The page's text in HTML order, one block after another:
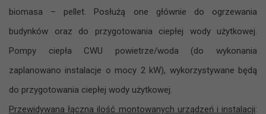
biomasa – pellet. Posłużą one głównie do ogrzewania
budynków oraz do przygotowania ciepłej wody użytkowej.
Pompy ciepła CWU powietrze/woda (do wykonania
zaplanowano instalacje o mocy 2 kW), wykorzystywane będą
do przygotowania ciepłej wody użytkowej.
Przewidywana łączna ilość montowanych urządzeń i instalacji: